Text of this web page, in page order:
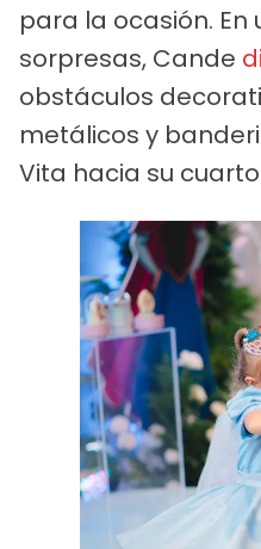
para la ocasión.
sorpresas, Cande
obstáculos
metálicos y
Vita hacia su